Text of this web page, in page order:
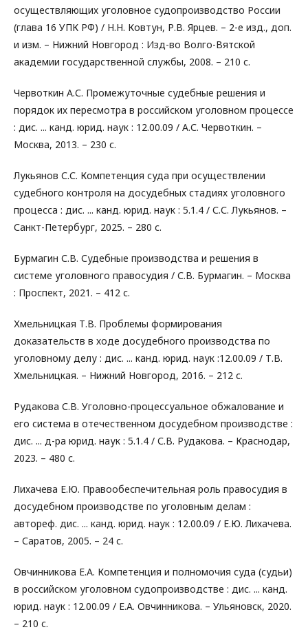
осуществляющих уголовное судопроизводство России
(глава 16 УПК РФ) / Н.Н. Ковтун, Р.В. Ярцев. – 2-е изд., доп.
и изм. – Нижний Новгород : Изд-во Волго-Вятской
академии государственной службы, 2008. – 210 с.
Червоткин А.С. Промежуточные судебные решения и
порядок их пересмотра в российском уголовном процессе
: дис. ... канд. юрид. наук : 12.00.09 / А.С. Червоткин. –
Москва, 2013. – 230 с.
Лукьянов С.С. Компетенция суда при осуществлении
судебного контроля на досудебных стадиях уголовного
процесса : дис. ... канд. юрид. наук : 5.1.4 / С.С. Лукьянов. –
Санкт-Петербург, 2025. – 280 с.
Бурмагин С.В. Судебные производства и решения в
системе уголовного правосудия / С.В. Бурмагин. – Москва
: Проспект, 2021. – 412 с.
Хмельницкая Т.В. Проблемы формирования
доказательств в ходе досудебного производства по
уголовному делу : дис. ... канд. юрид. наук :12.00.09 / Т.В.
Хмельницкая. – Нижний Новгород, 2016. – 212 с.
Рудакова С.В. Уголовно-процессуальное обжалование и
его система в отечественном досудебном производстве :
дис. ... д-ра юрид. наук : 5.1.4 / С.В. Рудакова. – Краснодар,
2023. – 480 с.
Лихачева Е.Ю. Правообеспечительная роль правосудия в
досудебном производстве по уголовным делам :
автореф. дис. ... канд. юрид. наук : 12.00.09 / Е.Ю. Лихачева.
– Саратов, 2005. – 24 с.
Овчинникова Е.А. Компетенция и полномочия суда (судьи)
в российском уголовном судопроизводстве : дис. ... канд.
юрид. наук : 12.00.09 / Е.А. Овчинникова. – Ульяновск, 2020.
– 210 с.